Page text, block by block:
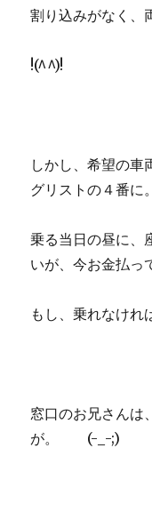
割り込みがなく、
!(^^)!
しかし、希望の
グリストの４番に。
乗る当日の昼に
いが、今お金払っ
もし、乗れなけれ
窓口のお兄さん
が。 (-_-;)